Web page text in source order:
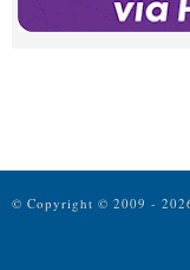
© Copyright © 2009 - 2026